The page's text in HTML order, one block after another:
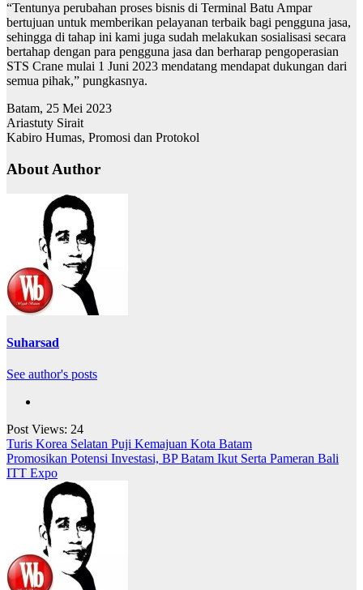
“Tentunya perubahan proses bisnis di Terminal Batu Ampar
bertujuan untuk memberikan pelayanan terbaik bagi pengguna jasa,
sehingga di tahap ini kami juga sudah melakukan sosialisasi secara
bertahap dengan para pengguna jasa dan berharap pengoperasian
STS Crane mulai 1 Juni 2023 mendatang mendapat dukungan dari
semua pihak,” pungkasnya.
Batam, 25 Mei 2023
Ariastuty Sirait
Kabiro Humas, Promosi dan Protokol
About Author
Suharsad
See author's posts
Post Views: 24
Navigasi
pos
Turis Korea Selatan Puji Kemajuan Kota Batam
Promosikan Potensi Investasi, BP Batam Ikut Serta Pameran Bali
ITT Expo